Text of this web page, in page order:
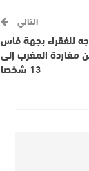
التالي
للفقراء بجهة فاس
مغاردة المغرب إلى
13 شخصا